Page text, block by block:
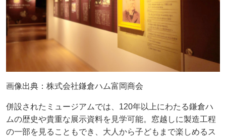
画像出典：株式会社鎌倉ハム富岡商会
併設されたミュージアムでは、120年以上にわたる鎌倉ハ
ムの歴史や貴重な展示資料を見学可能。窓越しに製造工程
の一部を見ることもでき、大人から子どもまで楽しめるス